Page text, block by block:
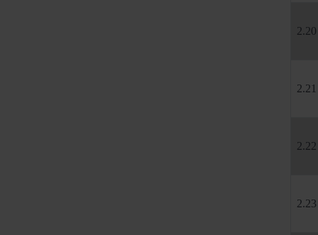
2.20
2.21
2.22
2.23